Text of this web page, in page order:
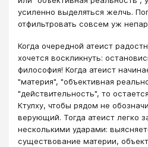
усиленно выделяться желчь.
отфильтровать совсем уж
Когда очередной атеист
хочется воскликнуть:
философия! Когда атеист
"материя", "объективная
"действительность", то
Ктулху, чтобы рядом не
верующий. Тогда атеист легко
несколькими ударами:
существование материи,